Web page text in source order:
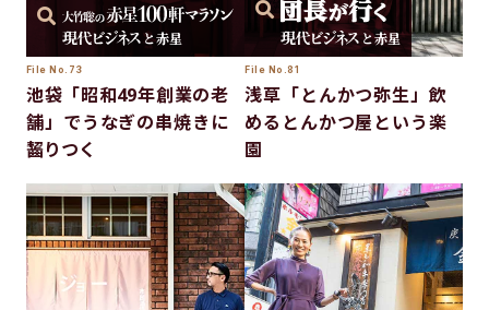
と赤星
File No.73
池袋「昭和49年創業の老
舗」でうなぎの串焼きに
齧りつく
と赤星
File No.81
浅草「とんかつ弥生」飲
めるとんかつ屋という楽
園